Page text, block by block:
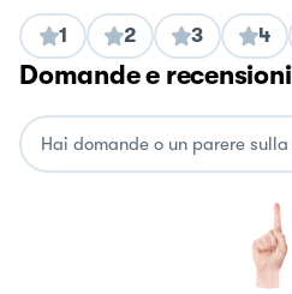
1 2 3 4
Domande e recensioni